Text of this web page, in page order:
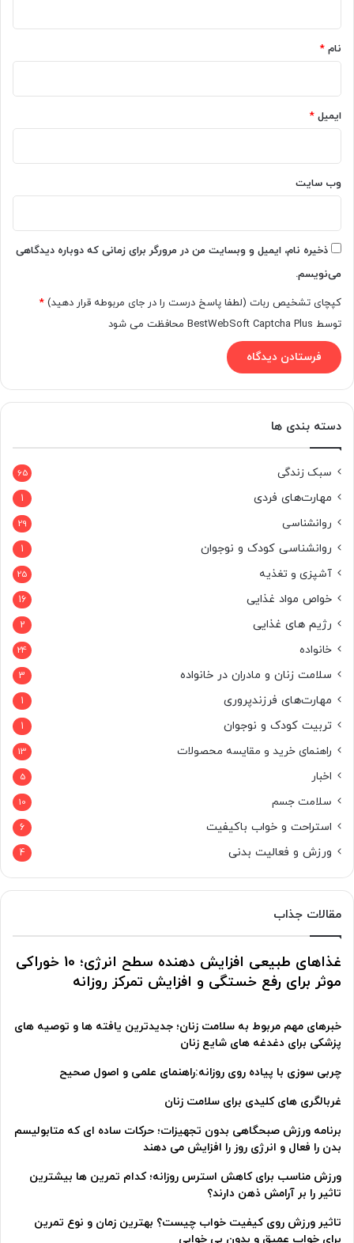
نام *
ایمیل *
وب‌ سایت
ذخیره نام، ایمیل و وبسایت من در مرورگر برای زمانی که دوباره دیدگاهی
می‌نویسم.
کپچای تشخیص ربات (لطفا پاسخ درست را در جای مربوطه قرار دهید) *
توسط BestWebSoft Captcha Plus محافظت می شود
دسته بندی ها
سبک زندگی 65
مهارت‌های فردی 1
روانشناسی 29
روانشناسی کودک و نوجوان 1
آشپزی و تغذیه 25
خواص مواد غذایی 16
رژیم های غذایی 2
خانواده 24
سلامت زنان و مادران در خانواده 3
مهارت‌های فرزندپروری 1
تربیت کودک و نوجوان 1
راهنمای خرید و مقایسه محصولات 13
اخبار 5
سلامت جسم 10
استراحت و خواب باکیفیت 6
ورزش و فعالیت بدنی 4
مقالات جذاب
غذاهای طبیعی افزایش دهنده سطح انرژی؛ 10 خوراکی
موثر برای رفع خستگی و افزایش تمرکز روزانه
خبرهای مهم مربوط به سلامت زنان؛ جدیدترین یافته ها و توصیه های
پزشکی برای دغدغه های شایع زنان
چربی سوزی با پیاده روی روزانه:راهنمای علمی و اصول صحیح
غربالگری های کلیدی برای سلامت زنان
برنامه ورزش صبحگاهی بدون تجهیزات؛ حرکات ساده ای که متابولیسم
بدن را فعال و انرژی روز را افزایش می دهند
ورزش مناسب برای کاهش استرس روزانه؛ کدام تمرین ها بیشترین
تاثیر را بر آرامش ذهن دارند؟
تاثیر ورزش روی کیفیت خواب چیست؟ بهترین زمان و نوع تمرین
برای خواب عمیق و بدون بی خوابی